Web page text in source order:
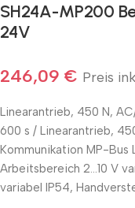
SH24A-MP200
24V
246,09 € Preis
Linearantrieb, 450 N,
600 s / Linearantrieb,
Kommunikation MP-Bus
Arbeitsbereich 2…10 V
variabel IP54,